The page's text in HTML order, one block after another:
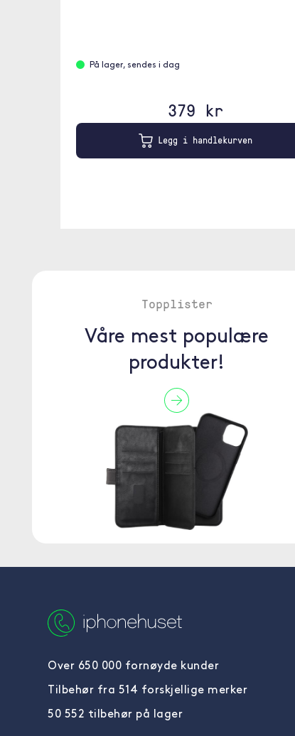
På lager, sendes i dag
379 kr
Legg i handlekurven
Topplister
Våre mest populære
produkter!
Over 650 000 fornøyde kunder
Tilbehør fra 514 forskjellige merker
50 552 tilbehør på lager